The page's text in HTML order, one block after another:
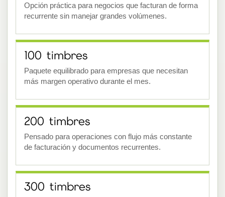
Opción práctica para negocios que facturan de forma
recurrente sin manejar grandes volúmenes.
100 timbres
Paquete equilibrado para empresas que necesitan
más margen operativo durante el mes.
200 timbres
Pensado para operaciones con flujo más constante
de facturación y documentos recurrentes.
300 timbres